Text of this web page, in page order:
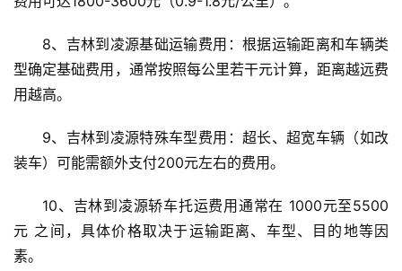
8、吉林到凌源基础运输费用：根据运输距离和车辆类
型确定基础费用，通常按照每公里若干元计算，距离越远费
用越高。
9、吉林到凌源特殊车型费用：超长、超宽车辆（如改
装车）可能需额外支付200元左右的费用。
10、吉林到凌源轿车托运费用通常在 1000元至5500
元 之间，具体价格取决于运输距离、车型、目的地等因
素。